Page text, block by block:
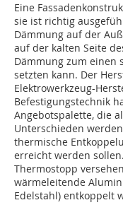
Eine
sie ist richtig
Dämmung auf der
auf der kalten Seite
Dämmung zum einen
setzten kann. Der
Elektrowerkzeug-
Befestigungstechnik
Angebotspalette, die
Unterschieden
thermische
erreicht werden
Thermostopp
wärmeleitende
Edelstahl) entkoppelt